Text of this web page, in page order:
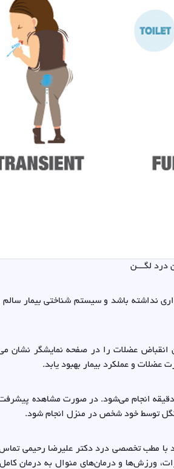
درد لگـــن
نداشته باشد و سیستم شناختی بیمار سالم
عضلات را در صفحه نمایشگر نشان
و عملکرد بیمار بهبود یابد.
مدت زمان انجام بیوفیدبک لگن معمولاً در 10 جلسه و حداقل هر هفته در 2 سری و به مدت 40 دقیقه
توسط خود شخص در منزل انجام شود.
با مطب تخصصی درد دکتر علیرضا رحیمی
ورزش‌ها و درمان‌های منوال به درمان